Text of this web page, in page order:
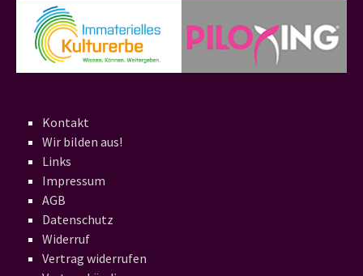
Kontakt
Wir bilden aus!
Links
Impressum
AGB
Datenschutz
Widerruf
Vertrag widerrufen